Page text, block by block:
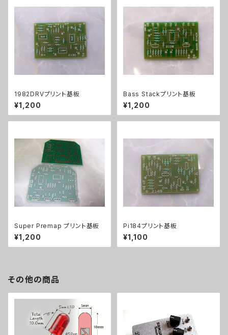
1982DRVプリント基板
¥1,200
Bass Stackプリント基板
¥1,200
Super Premap プリント基板
¥1,200
Pi184プリント基板
¥1,100
その他の商品